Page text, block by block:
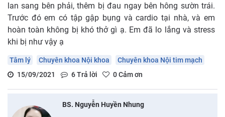
lan sang bên phải, thêm bị đau ngay bên hông sườn trái.
Trước đó em có tập gập bụng và cardio tại nhà, và em
hoàn toàn không bị khó thở gì ạ. Em đã lo lắng và stress
khi bị như vậy ạ
Tâm lý Chuyên khoa Nội khoa
Chuyên khoa Nội tim mạch
15/09/2021
6Trả lời 0Cảm ơn
BS. Nguyễn Huyền Nhung